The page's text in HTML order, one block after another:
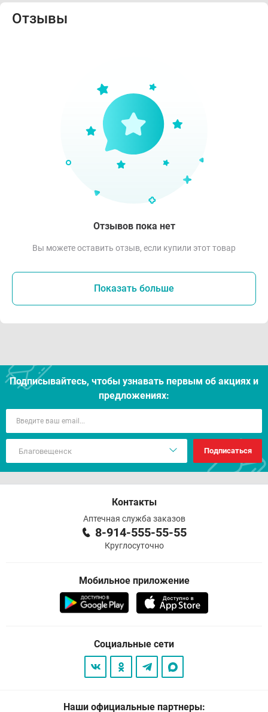
Отзывы
Отзывов пока нет
Вы можете оставить отзыв, если купили этот товар
Показать больше
Подписывайтесь, чтобы узнавать первым об акцияx и
предложениях:
Подписаться
Контакты
Аптечная служба заказов
8-914-555-55-55
Круглосуточно
Мобильное приложение
Социальные сети
Наши официальные партнеры: